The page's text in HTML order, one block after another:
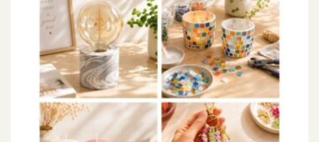
The
options
may
be
chosen
on